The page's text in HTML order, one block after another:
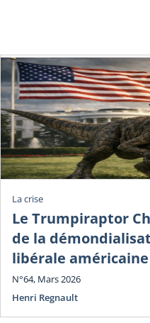
La crise
Le Trumpiraptor
de la
libérale américaine
N°64, Mars 2026
Henri Regnault